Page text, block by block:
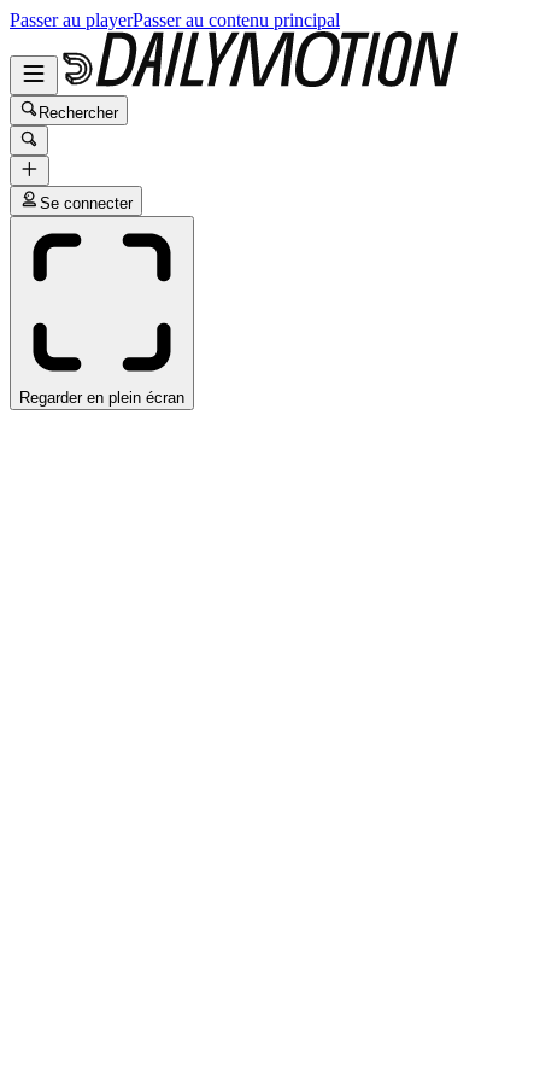
Passer au playerPasser au contenu principal
Rechercher
Se connecter
Regarder en plein écran